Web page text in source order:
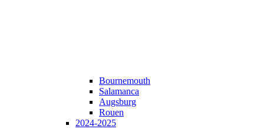
Bournemouth
Salamanca
Augsburg
Rouen
2024-2025